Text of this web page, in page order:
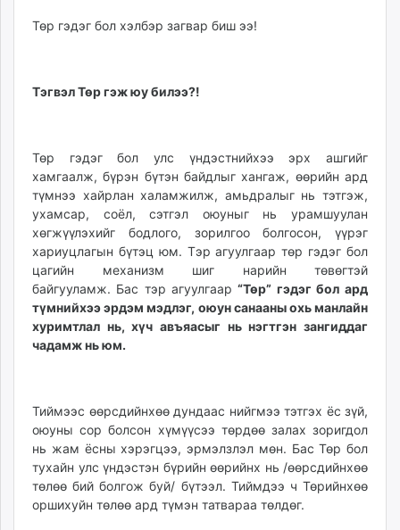
Төр гэдэг бол хэлбэр загвар биш ээ!
Тэгвэл Төр гэж юу билээ?!
Төр гэдэг бол улс үндэстнийхээ эрх ашгийг
хамгаалж, бүрэн бүтэн байдлыг хангаж, өөрийн ард
түмнээ хайрлан халамжилж, амьдралыг нь тэтгэж,
ухамсар, соёл, сэтгэл оюуныг нь урамшуулан
хөгжүүлэхийг бодлого, зорилгоо болгосон, үүрэг
хариуцлагын бүтэц юм. Тэр агуулгаар төр гэдэг бол
цагийн механизм шиг нарийн төвөгтэй
байгууламж. Бас тэр агуулгаар “Төр” гэдэг бол ард
түмнийхээ эрдэм мэдлэг, оюун санааны охь манлайн
хуримтлал нь, хүч авъяасыг нь нэгтгэн зангиддаг
чадамж нь юм.
Тиймээс өөрсдийнхөө дундаас нийгмээ тэтгэх ёс зүй,
оюуны сор болсон хүмүүсээ төрдөө залах зоригдол
нь жам ёсны хэрэгцээ, эрмэлзлэл мөн. Бас Төр бол
тухайн улс үндэстэн бүрийн өөрийнх нь /өөрсдийнхөө
төлөө бий болгож буй/ бүтээл. Тиймдээ ч Төрийнхөө
оршихуйн төлөө ард түмэн татвараа төлдөг.